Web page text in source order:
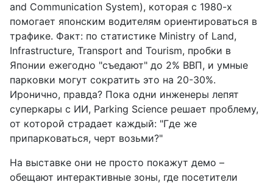
and Communication System), которая с 1980-х
помогает японским водителям ориентироваться в
трафике. Факт: по статистике Ministry of Land,
Infrastructure, Transport and Tourism, пробки в
Японии ежегодно "съедают" до 2% ВВП, и умные
парковки могут сократить это на 20-30%.
Иронично, правда? Пока одни инженеры лепят
суперкары с ИИ, Parking Science решает проблему,
от которой страдает каждый: "Где же
припарковаться, черт возьми?"
На выставке они не просто покажут демо –
обещают интерактивные зоны, где посетители